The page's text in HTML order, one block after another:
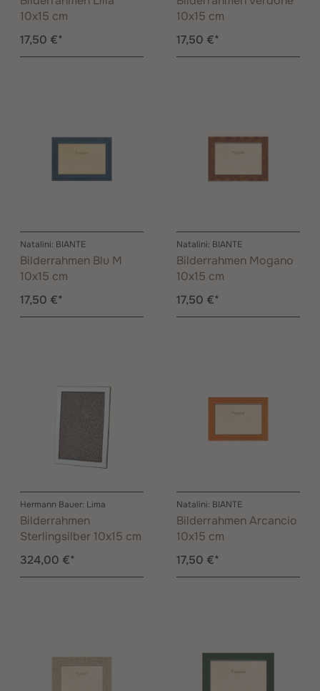
10x15 cm
17,50 €*
10x15 cm
17,50 €*
Natalini: BIANTE
Bilderrahmen Blu M
10x15 cm
17,50 €*
Natalini: BIANTE
Bilderrahmen Mogano
10x15 cm
17,50 €*
Hermann Bauer: Lima
Bilderrahmen
Sterlingsilber 10x15 cm
324,00 €*
Natalini: BIANTE
Bilderrahmen Arcancio
10x15 cm
17,50 €*